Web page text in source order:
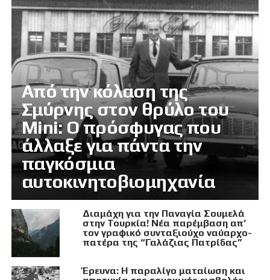
Από την κόλαση της
Σμύρνης στον θρύλο του
Mini: Ο πρόσφυγας που
άλλαξε για πάντα την
παγκόσμια
αυτοκινητοβιομηχανία
Διαμάχη για την Παναγία Σουμελά
στην Τουρκία! Νέα παρέμβαση απ’
τον γραφικό συνταξιούχο ναύαρχο-
πατέρα της “Γαλάζιας Πατρίδας”
Έρευνα: Η παραλίγο ματαίωση και